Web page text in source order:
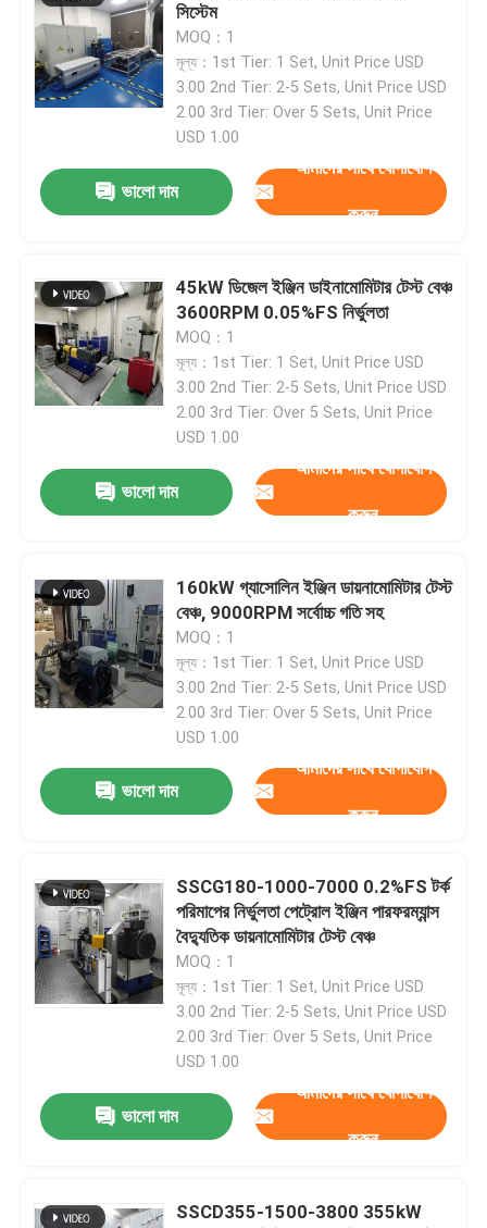
বাড়ি
পণ্য
কারখানা ভ্রমণ
যোগাযোগ করুন
খবর
টর্ক ডায়নামিটার
হাই স্পিড ডায়নামিটার
সিস্টেম
MOQ：1
মূল্য：1st Tier: 1 Set, Unit Price USD
3.00 2nd Tier: 2-5 Sets, Unit Price USD
2.00 3rd Tier: Over 5 Sets, Unit Price
USD 1.00
ভালো দাম
আমাদের সাথে যোগাযোগ
করুন
45kW ডিজেল ইঞ্জিন ডাইনামোমিটার টেস্ট বেঞ্চ
3600RPM 0.05%FS নির্ভুলতা
MOQ：1
মূল্য：1st Tier: 1 Set, Unit Price USD
3.00 2nd Tier: 2-5 Sets, Unit Price USD
2.00 3rd Tier: Over 5 Sets, Unit Price
USD 1.00
ভালো দাম
আমাদের সাথে যোগাযোগ
করুন
160kW গ্যাসোলিন ইঞ্জিন ডায়নামোমিটার টেস্ট
বেঞ্চ, 9000RPM সর্বোচ্চ গতি সহ
MOQ：1
মূল্য：1st Tier: 1 Set, Unit Price USD
3.00 2nd Tier: 2-5 Sets, Unit Price USD
2.00 3rd Tier: Over 5 Sets, Unit Price
USD 1.00
ভালো দাম
আমাদের সাথে যোগাযোগ
করুন
SSCG180-1000-7000 0.2%FS টর্ক
পরিমাপের নির্ভুলতা পেট্রোল ইঞ্জিন পারফরম্যান্স
বৈদ্যুতিক ডায়নামোমিটার টেস্ট বেঞ্চ
MOQ：1
মূল্য：1st Tier: 1 Set, Unit Price USD
3.00 2nd Tier: 2-5 Sets, Unit Price USD
2.00 3rd Tier: Over 5 Sets, Unit Price
USD 1.00
ভালো দাম
আমাদের সাথে যোগাযোগ
করুন
SSCD355-1500-3800 355kW